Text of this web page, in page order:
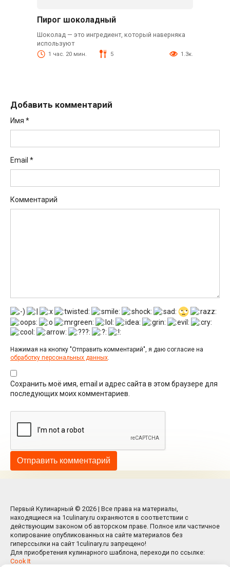
Пирог шоколадный
Шоколад — это ингредиент, который наверняка
используют
1 час. 20 мин. 5 1.3к.
Добавить комментарий
Имя *
Email *
Комментарий
Нажимая на кнопку "Отправить комментарий", я даю согласие на
обработку персональных данных.
Сохранить моё имя, email и адрес сайта в этом браузере для
последующих моих комментариев.
Первый Кулинарный © 2026 | Все права на материалы,
находящиеся на 1culinary.ru охраняются в соответствии с
действующим законом об авторском праве. Полное или частичное
копирование опубликованных на сайте материалов без
гиперссылки на сайт 1culinary.ru запрещено!
Для приобретения кулинарного шаблона, переходи по ссылке:
Cook It